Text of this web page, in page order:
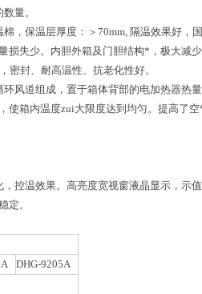
量。
，保温层厚度：＞70mm, 隔温效果好，
失少。内胆外箱及门胆结构*，极大减少
密封、耐高温性、抗老化性好。
风道组成，置于箱体背部的电加热器热
使箱内温度zui大限度达到均匀。提高了
控温效果。高亮度宽视窗液晶显示，示
定。
DHG-9205A